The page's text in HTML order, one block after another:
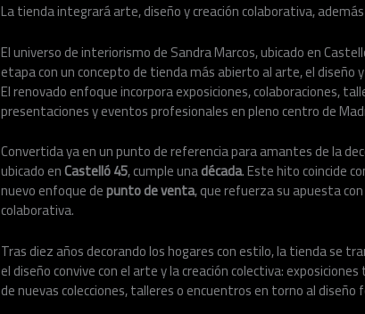
La tienda integrará arte, diseño y creación colaborativa,
El universo de interiorismo de Sandra Marcos, ubicado en
etapa con un concepto de tienda más abierto al arte, el diseño
El renovado enfoque incorpora exposiciones, colaboraciones,
presentaciones y eventos profesionales en pleno centro de
Convertida ya en un punto de referencia para amantes de la
ubicado enCastelló 45, cumple unadécada. Este hito coincide
nuevo enfoque depunto de venta, que refuerza su apuesta
colaborativa.
Tras diez años decorando los hogares con estilo, la tienda se
el diseño convive con el arte y la creación colectiva:
de nuevas colecciones, talleres o encuentros en torno al